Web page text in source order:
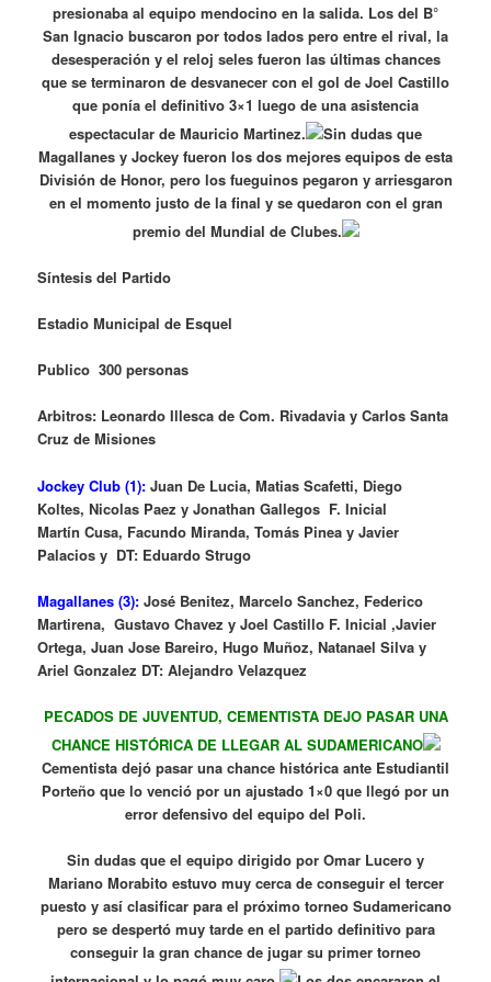
presionaba al equipo mendocino en la salida. Los del B°
San Ignacio buscaron por todos lados pero entre el rival, la
desesperación y el reloj seles fueron las últimas chances
que se terminaron de desvanecer con el gol de Joel Castillo
que ponía el definitivo 3×1 luego de una asistencia
espectacular de Mauricio Martinez.
Sin dudas que
Magallanes y Jockey fueron los dos mejores equipos de esta
División de Honor, pero los fueguinos pegaron y arriesgaron
en el momento justo de la final y se quedaron con el gran
premio del Mundial de Clubes.
Síntesis del Partido
Estadio Municipal de Esquel
Publico 300 personas
Arbitros: Leonardo Illesca de Com. Rivadavia y Carlos Santa
Cruz de Misiones
Jockey Club (1): Juan De Lucia, Matias Scafetti, Diego
Koltes, Nicolas Paez y Jonathan Gallegos F. Inicial
Martín Cusa, Facundo Miranda, Tomás Pinea y Javier
Palacios y DT: Eduardo Strugo
Magallanes (3): José Benitez, Marcelo Sanchez, Federico
Martirena, Gustavo Chavez y Joel Castillo F. Inicial ,Javier
Ortega, Juan Jose Bareiro, Hugo Muñoz, Natanael Silva y
Ariel Gonzalez DT: Alejandro Velazquez
PECADOS DE JUVENTUD, CEMENTISTA DEJO PASAR UNA
CHANCE HISTÓRICA DE LLEGAR AL SUDAMERICANO
Cementista dejó pasar una chance histórica ante Estudiantil
Porteño que lo venció por un ajustado 1×0 que llegó por un
error defensivo del equipo del Poli.
Sin dudas que el equipo dirigido por Omar Lucero y
Mariano Morabito estuvo muy cerca de conseguir el tercer
puesto y así clasificar para el próximo torneo Sudamericano
pero se despertó muy tarde en el partido definitivo para
conseguir la gran chance de jugar su primer torneo